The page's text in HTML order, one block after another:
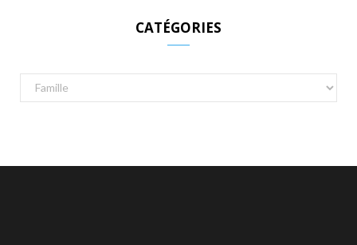
CATÉGORIES
Catégories